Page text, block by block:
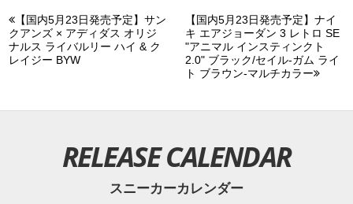
【国内5月23日発売予定】サン
クアンズ × アディダス オリジ
ナルス ライバルリー ハイ & ク
レイジー BYW
【国内5月23日発売予定】ナイ
キ エアジョーダン 3 レトロ SE
"アニマル インスティンクト
2.0" ブラック/セイル-ガム ライ
ト ブラウン-マルチカラー
RELEASE CALENDAR
スニーカーカレンダー